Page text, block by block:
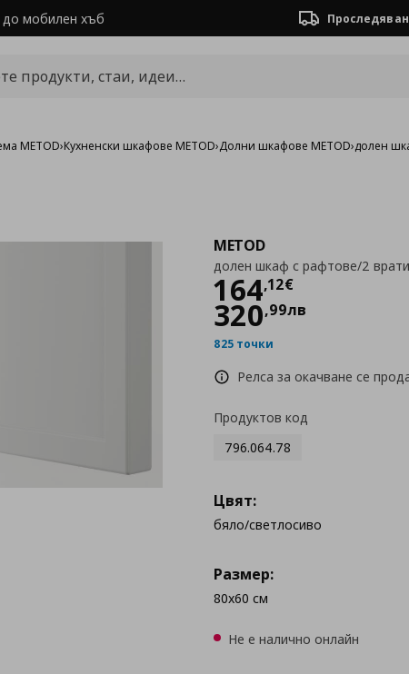
до мобилен хъб
METOD›Кухненски шкафове METOD›Долни шкафове METOD›долен
METOD
долен шкаф с рафтове/2
164,12€
Цена
320,99лв
825 точки
Релса за окачване се
Продуктов код
796.064.78
Цвят:
бяло/светлосиво
Размер:
80x60 см
Не е налично онлайн